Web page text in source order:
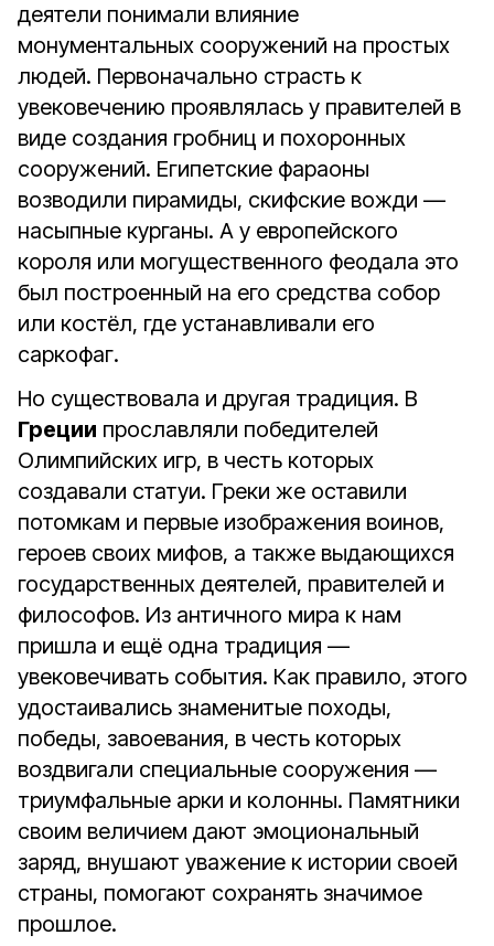
деятели понимали влияние
монументальных сооружений на простых
людей. Первоначально страсть к
увековечению проявлялась у правителей в
виде создания гробниц и похоронных
сооружений. Египетские фараоны
возводили пирамиды, скифские вожди —
насыпные курганы. А у европейского
короля или могущественного феодала это
был построенный на его средства собор
или костёл, где устанавливали его
саркофаг.
Но существовала и другая традиция. В
Греции прославляли победителей
Олимпийских игр, в честь которых
создавали статуи. Греки же оставили
потомкам и первые изображения воинов,
героев своих мифов, а также выдающихся
государственных деятелей, правителей и
философов. Из античного мира к нам
пришла и ещё одна традиция —
увековечивать события. Как правило, этого
удостаивались знаменитые походы,
победы, завоевания, в честь которых
воздвигали специальные сооружения —
триумфальные арки и колонны. Памятники
своим величием дают эмоциональный
заряд, внушают уважение к истории своей
страны, помогают сохранять значимое
прошлое.